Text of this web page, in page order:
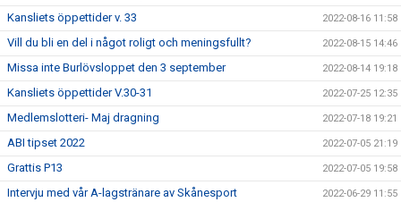
Kansliets öppettider v. 33 2022-08-16 11:58
Vill du bli en del i något roligt och meningsfullt? 2022-08-15 14:46
Missa inte Burlövsloppet den 3 september 2022-08-14 19:18
Kansliets öppettider V.30-31 2022-07-25 12:35
Medlemslotteri- Maj dragning 2022-07-18 19:21
ABI tipset 2022 2022-07-05 21:19
Grattis P13 2022-07-05 19:58
Intervju med vår A-lagstränare av Skånesport 2022-06-29 11:55